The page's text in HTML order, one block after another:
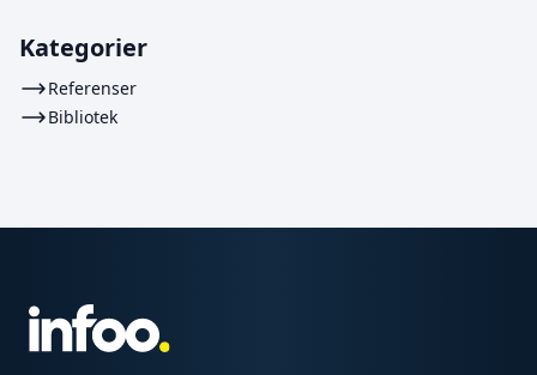
Kategorier
Referenser
Bibliotek